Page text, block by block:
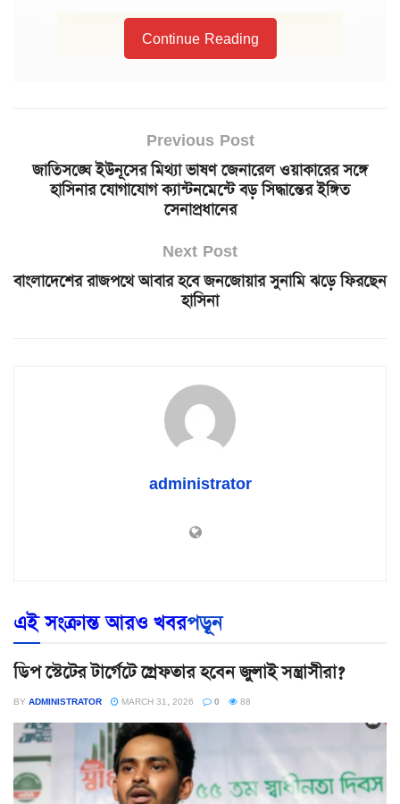
Continue Reading
Previous Post
জাতিসঙ্ঘে ইউনূসের মিথ্যা ভাষণ জেনারেল ওয়াকারের সঙ্গে
হাসিনার যোগাযোগ ক্যান্টনমেন্টে বড় সিদ্ধান্তের ইঙ্গিত
সেনাপ্রধানের
Next Post
বাংলাদেশের রাজপথে আবার হবে জনজোয়ার সুনামি ঝড়ে ফিরছেন
হাসিনা
administrator
এই সংক্রান্ত আরও খবরপড়ূন
ডিপ স্টেটের টার্গেটে গ্রেফতার হবেন জুলাই সন্ত্রাসীরা?
BY ADMINISTRATOR MARCH 31, 2026 0 88